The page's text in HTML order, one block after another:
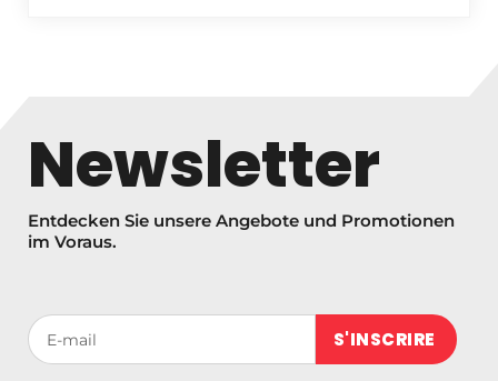
Newsletter
Entdecken Sie unsere Angebote und Promotionen
im Voraus.
Votre adresse de messagerie (obligatoire)